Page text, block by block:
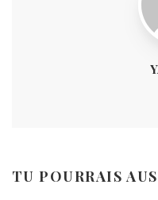
TU POURRAIS